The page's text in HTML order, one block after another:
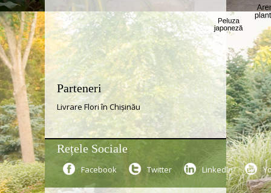
Parteneri
Livrare Flori în Chișinău
Rețele Sociale
Facebook Twitter LinkedIn